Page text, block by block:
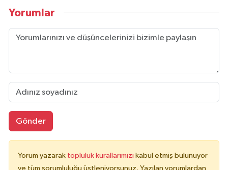
Yorumlar
Gönder
Yorum yazarak topluluk kurallarımızı kabul etmiş bulunuyor
ve tüm sorumluluğu üstleniyorsunuz. Yazılan yorumlardan